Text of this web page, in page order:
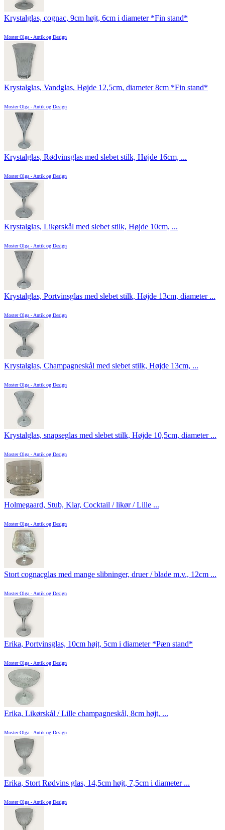
Krystalglas, cognac, 9cm højt, 6cm i diameter *Fin stand*
Moster Olga - Antik og Design
Krystalglas, Vandglas, Højde 12,5cm, diameter 8cm *Fin stand*
Moster Olga - Antik og Design
Krystalglas, Rødvinsglas med slebet stilk, Højde 16cm, ...
Moster Olga - Antik og Design
Krystalglas, Likørskål med slebet stilk, Højde 10cm, ...
Moster Olga - Antik og Design
Krystalglas, Portvinsglas med slebet stilk, Højde 13cm, diameter ...
Moster Olga - Antik og Design
Krystalglas, Champagneskål med slebet stilk, Højde 13cm, ...
Moster Olga - Antik og Design
Krystalglas, snapseglas med slebet stilk, Højde 10,5cm, diameter ...
Moster Olga - Antik og Design
Holmegaard, Stub, Klar, Cocktail / likør / Lille ...
Moster Olga - Antik og Design
Stort cognacglas med mange slibninger, druer / blade m.v., 12cm ...
Moster Olga - Antik og Design
Erika, Portvinsglas, 10cm højt, 5cm i diameter *Pæn stand*
Moster Olga - Antik og Design
Erika, Likørskål / Lille champagneskål, 8cm højt, ...
Moster Olga - Antik og Design
Erika, Stort Rødvins glas, 14,5cm højt, 7,5cm i diameter ...
Moster Olga - Antik og Design